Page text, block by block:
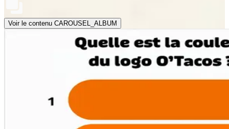
Voir le contenu CAROUSEL_ALBUM